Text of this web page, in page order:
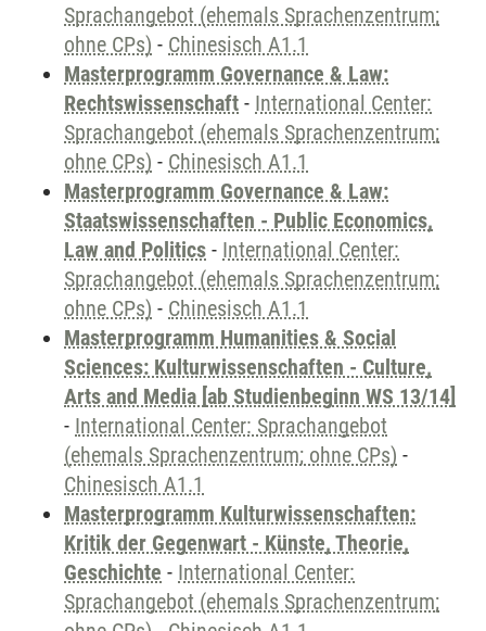
Sprachangebot (ehemals Sprachenzentrum;
ohne CPs) - Chinesisch A1.1
Masterprogramm Governance & Law:
Rechtswissenschaft - International Center:
Sprachangebot (ehemals Sprachenzentrum;
ohne CPs) - Chinesisch A1.1
Masterprogramm Governance & Law:
Staatswissenschaften - Public Economics,
Law and Politics - International Center:
Sprachangebot (ehemals Sprachenzentrum;
ohne CPs) - Chinesisch A1.1
Masterprogramm Humanities & Social
Sciences: Kulturwissenschaften - Culture,
Arts and Media [ab Studienbeginn WS 13/14]
- International Center: Sprachangebot
(ehemals Sprachenzentrum; ohne CPs) -
Chinesisch A1.1
Masterprogramm Kulturwissenschaften:
Kritik der Gegenwart - Künste, Theorie,
Geschichte - International Center:
Sprachangebot (ehemals Sprachenzentrum;